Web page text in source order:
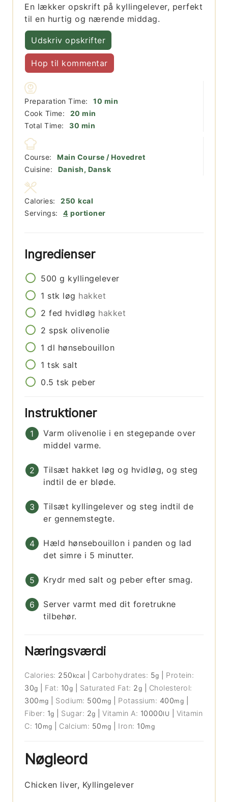
En lækker opskrift på kyllingelever, perfekt
til en hurtig og nærende middag.
Udskriv opskrifter
Hop til kommentar
Preparation Time: 10 minutter
min
Cook Time:
20 minutter
min
Total Time:
30 minutter
min
Course:
Main Course / Hovedret
Cuisine:
Danish, Dansk
Servings: 4 portioner
Calories: 250 kcal
Ingredienser
500 g kyllingelever
1 stk løg hakket
2 fed hvidløg hakket
2 spsk olivenolie
1 dl hønsebouillon
1 tsk salt
0.5 tsk peber
Instruktioner
Varm olivenolie i en stegepande over
middel varme.
Tilsæt hakket løg og hvidløg, og steg
indtil de er bløde.
Tilsæt kyllingelever og steg indtil de
er gennemstegte.
Hæld hønsebouillon i panden og lad
det simre i 5 minutter.
Krydr med salt og peber efter smag.
Server varmt med dit foretrukne
tilbehør.
Næringsværdi
Calories: 250 kcal Carbohydrates: 5g
Protein:
30g Fat: 10g Saturated Fat: 2g
Cholesterol:
300 mg Sodium: 500 mg Potassium: 400mg
Fiber: 1g Sugar: 2g |Vitamin A: 10000IU
Vitamin
C: 10 mg Calcium: 50 mg Iron: 10mg
Nøgleord
Chicken liver, Kyllingelever